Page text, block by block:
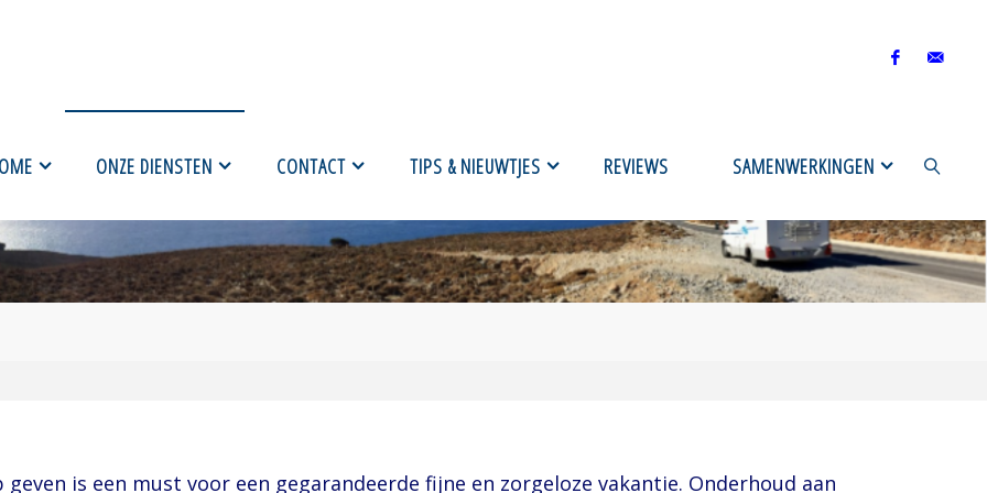
ONZE DIENSTEN CONTACT TIPS & NIEUWTJES REVIEWS SAMENWERKINGEN
ZOEKEN
is een must voor een gegarandeerde fijne en zorgeloze vakantie. Onderhoud aan